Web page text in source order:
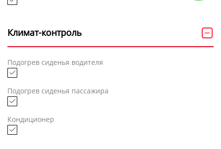
Климат-контроль
Подогрев сиденья водителя
Подогрев сиденья пассажира
Кондиционер